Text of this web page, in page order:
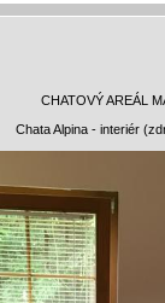
CHATOVÝ AREÁL
Chata Alpina - interiér